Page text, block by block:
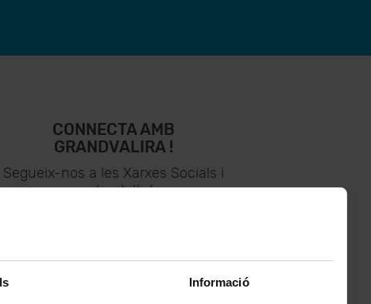
Informació
CONNECTA AMB
GRANDVALIRA !
Segueix-nos a les Xarxes Socials i
assabenta’t de